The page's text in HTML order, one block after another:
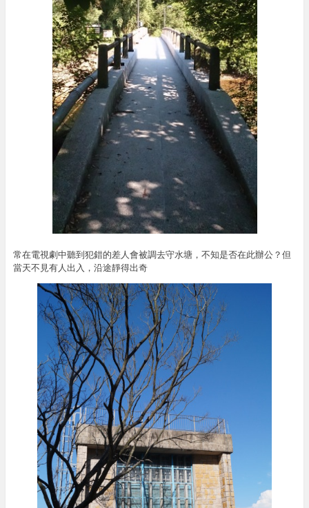
常在電視劇中聽到犯錯的差人會被調去守水塘，不知是否在此辦公？但
當天不見有人出入，沿途靜得出奇